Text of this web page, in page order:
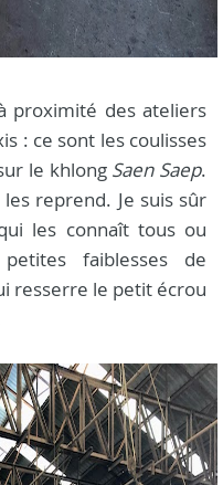
proximité des ateliers
: ce sont les coulisses
le khlong Saen Saep.
reprend. Je suis sûr
les connaît tous ou
faiblesses de
resserre le petit écrou